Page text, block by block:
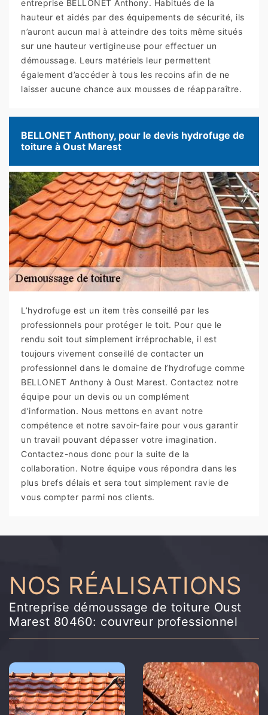
entreprise BELLONET Anthony. Habitués de la
hauteur et aidés par des équipements de sécurité, ils
n’auront aucun mal à atteindre des toits même situés
sur une hauteur vertigineuse pour effectuer un
démoussage. Leurs matériels leur permettent
également d’accéder à tous les recoins afin de ne
laisser aucune chance aux mousses de réapparaître.
BELLONET Anthony, pour le devis hydrofuge de
toiture à Oust Marest
L’hydrofuge est un item très conseillé par les
professionnels pour protéger le toit. Pour que le
rendu soit tout simplement irréprochable, il est
toujours vivement conseillé de contacter un
professionnel dans le domaine de l’hydrofuge comme
BELLONET Anthony à Oust Marest. Contactez notre
équipe pour un devis ou un complément
d’information. Nous mettons en avant notre
compétence et notre savoir-faire pour vous garantir
un travail pouvant dépasser votre imagination.
Contactez-nous donc pour la suite de la
collaboration. Notre équipe vous répondra dans les
plus brefs délais et sera tout simplement ravie de
vous compter parmi nos clients.
NOS RÉALISATIONS
Entreprise démoussage de toiture Oust
Marest 80460: couvreur professionnel